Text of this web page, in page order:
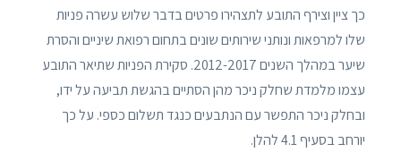
כך ציין וצירף התובע לתצהירו פרטים בדבר שלוש עשרה פניות
שלו למרפאות ונותני שירותים שונים בתחום רפואת שיניים והסרת
שיער במהלך השנים 2012-2017. סקירת הפניות שתיאר התובע
עצמו מלמדת שחלק ניכר מהן הסתיים בהגשת תביעה על ידו,
ובחלק ניכר התפשר עם הנתבעים כנגד תשלום כספי. על כך
יורחב בסעיף 4.1 להלן.